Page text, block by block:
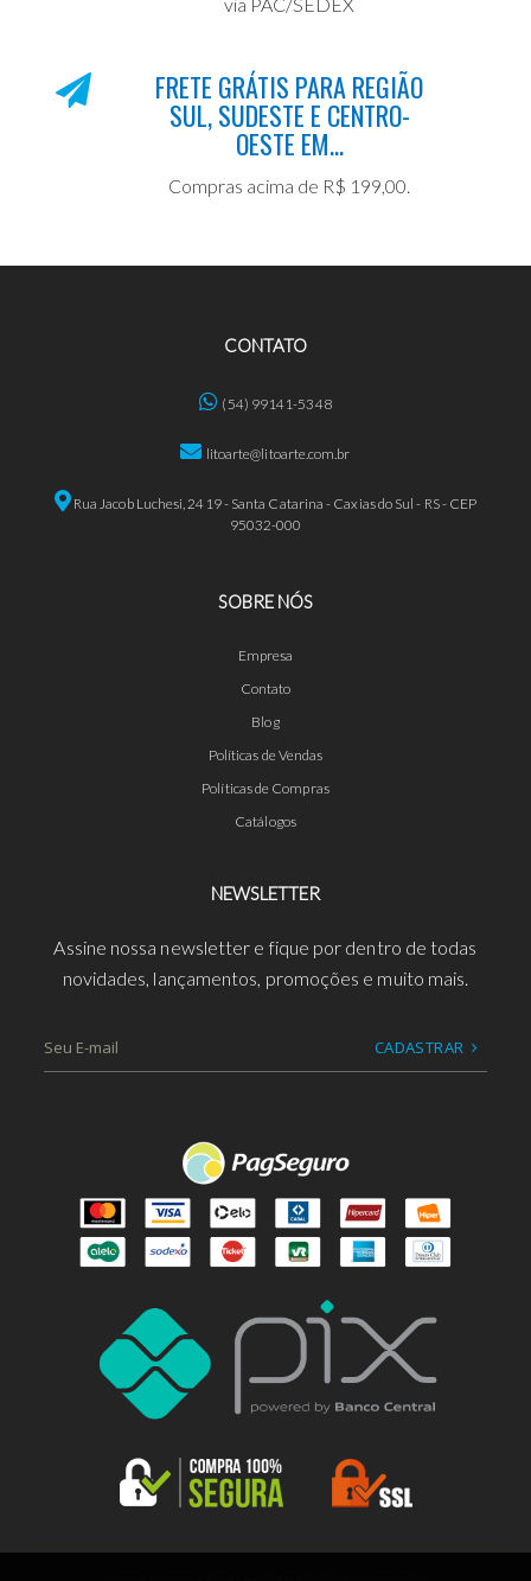
FRETE GRÁTIS PARA REGIÃO
SUL, SUDESTE E CENTRO-
OESTE EM...
Compras acima de R$ 199,00.
CONTATO
(54) 99141-5348
litoarte@litoarte.com.br
Rua Jacob Luchesi, 2419 - Santa Catarina - Caxias do Sul - RS - CEP
95032-000
SOBRE NÓS
Empresa
Contato
Blog
Políticas de Vendas
Políticas de Compras
Catálogos
NEWSLETTER
Assine nossa newsletter e fique por dentro de todas
novidades, lançamentos, promoções e muito mais.
CADASTRAR